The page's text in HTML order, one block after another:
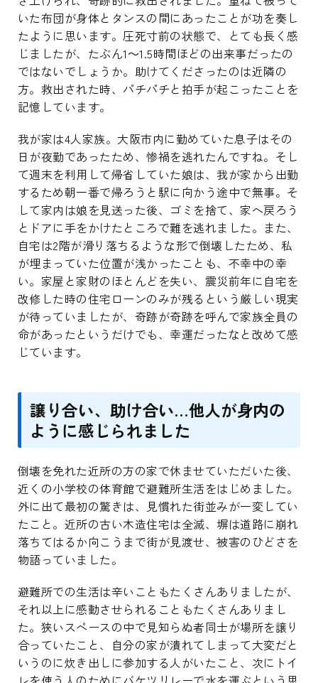
いた布団が身体とタンスの間にあったことが功を奏し
たように思います。圧死寸前の状態で、とても長く感
じましたが、たぶん1～1.5時間ほどの出来事だったの
ではないでしょうか。助けてくださったのは近隣の
方。救出された時、パチパチと拍手が起こったことを
記憶しています。
我が家は4人家族。大阪市内に勤めていた息子はその
日が夜勤であったため、惨禍を逃れたんですね。そし
て週末を利用して帰省していた娘は、我が家から出勤
するため朝一番で帰ろうと駅に向かう途中で無事。そ
して家内は娘を見送った後、ゴミを捨て、家へ戻ろう
とドアに手をかけたところで難を逃れました。また、
自宅は2階が滑り落ちるような形で倒壊したため、私
が埋まっていた位置が浅かったことも、不幸中の幸
い。家屋と家財のほとんどを失い、震災前年に自宅を
改修した時の住宅ローンのみが残るという厳しい現実
が待っていましたが、奇跡が奇跡を呼んで家族全員の
命があったというだけでも、幸運だったなと改めて感
じています。
譲り合い、助け合い…他人が身内の
ように感じられました
倒壊を免れた近所の方の家で休ませていただいた後、
近くの小学校の体育館で避難所生活をはじめました。
外に出て最初の驚きは、見慣れた街並みが一変してい
たこと。近所の古い木造住宅は全滅、塀は道路に崩れ
落ちてはるか向こうまで街が見渡せ、被害のひどさを
物語っていました。
避難所での生活は辛いこともたくさんありましたが、
それ以上に感動させられることもたくさんありまし
た。狭いスペースの中で見知らぬ者同士が場所を譲り
合っていたこと、自分の家が潰れてしまって大変だと
いうのに炊き出しに参加する人がいたこと、次にトイ